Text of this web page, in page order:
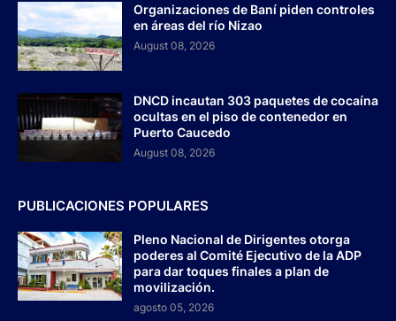
Organizaciones de Baní piden controles
en áreas del río Nizao
August 08, 2026
DNCD incautan 303 paquetes de cocaína
ocultas en el piso de contenedor en
Puerto Caucedo
August 08, 2026
PUBLICACIONES POPULARES
Pleno Nacional de Dirigentes otorga
poderes al Comité Ejecutivo de la ADP
para dar toques finales a plan de
movilización.
agosto 05, 2026